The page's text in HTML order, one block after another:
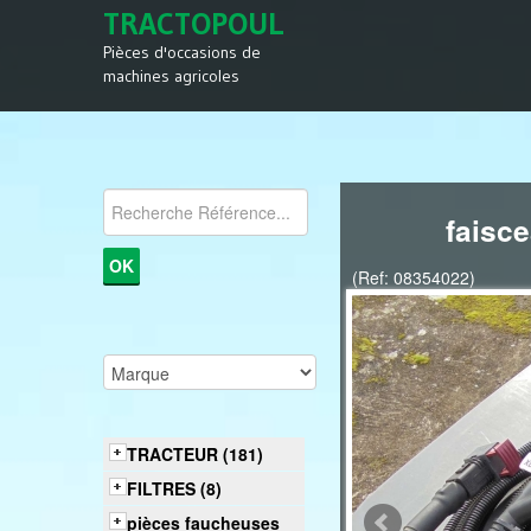
TRACTOPOUL
Pièces d'occasions de
machines agricoles
TRACTEUR (181)
FILTRES (8)
pièces faucheuses
(Ref: 08354022)